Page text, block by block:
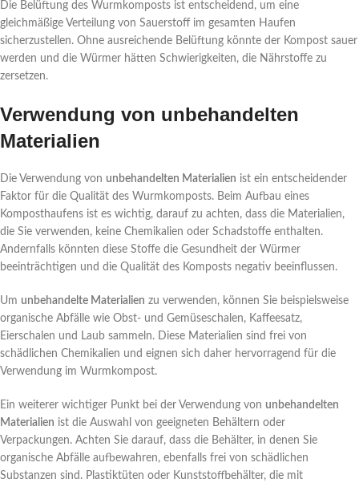
Die Belüftung des Wurmkomposts ist entscheidend, um eine
gleichmäßige Verteilung von Sauerstoff im gesamten Haufen
sicherzustellen. Ohne ausreichende Belüftung könnte der Kompost sauer
werden und die Würmer hätten Schwierigkeiten, die Nährstoffe zu
zersetzen.
Verwendung von unbehandelten
Materialien
Die Verwendung von unbehandelten Materialien ist ein entscheidender
Faktor für die Qualität des Wurmkomposts. Beim Aufbau eines
Komposthaufens ist es wichtig, darauf zu achten, dass die Materialien,
die Sie verwenden, keine Chemikalien oder Schadstoffe enthalten.
Andernfalls könnten diese Stoffe die Gesundheit der Würmer
beeinträchtigen und die Qualität des Komposts negativ beeinflussen.
Um unbehandelte Materialien zu verwenden, können Sie beispielsweise
organische Abfälle wie Obst- und Gemüseschalen, Kaffeesatz,
Eierschalen und Laub sammeln. Diese Materialien sind frei von
schädlichen Chemikalien und eignen sich daher hervorragend für die
Verwendung im Wurmkompost.
Ein weiterer wichtiger Punkt bei der Verwendung von unbehandelten
Materialien ist die Auswahl von geeigneten Behältern oder
Verpackungen. Achten Sie darauf, dass die Behälter, in denen Sie
organische Abfälle aufbewahren, ebenfalls frei von schädlichen
Substanzen sind. Plastiktüten oder Kunststoffbehälter, die mit